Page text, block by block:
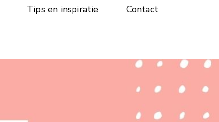
Tips en inspiratie Contact